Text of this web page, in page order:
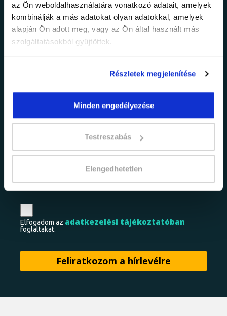
az Ön weboldalhasználatára vonatkozó adatait, amelyek
kombinálják a más adatokat olyan adatokkal, amelyek
alapján Ön adott meg, vagy az Ön által használt más
szolgáltatásokból gyűjtöttek.
Részletek megjelenítése
Minden engedélyezése
Testreszabás
Elengedhetetlen
Ne maradj le a
legfrissebb
információkról!
Értesülj elsőként legújabb tanfolyamainkról,
legfrissebb híreinkről és időszakos
promócióinkról.
Elfogadom az adatkezelési tájékoztatóban
foglaltakat.